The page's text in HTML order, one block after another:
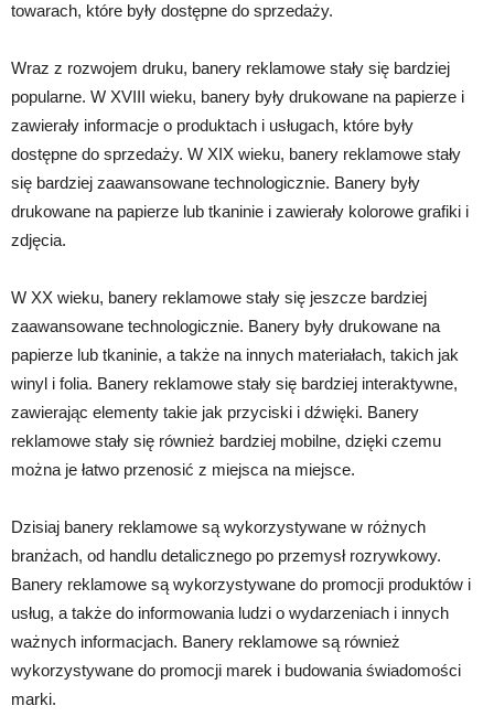
towarach, które były dostępne do sprzedaży.
Wraz z rozwojem druku, banery reklamowe stały się bardziej
popularne. W XVIII wieku, banery były drukowane na papierze i
zawierały informacje o produktach i usługach, które były
dostępne do sprzedaży. W XIX wieku, banery reklamowe stały
się bardziej zaawansowane technologicznie. Banery były
drukowane na papierze lub tkaninie i zawierały kolorowe grafiki i
zdjęcia.
W XX wieku, banery reklamowe stały się jeszcze bardziej
zaawansowane technologicznie. Banery były drukowane na
papierze lub tkaninie, a także na innych materiałach, takich jak
winyl i folia. Banery reklamowe stały się bardziej interaktywne,
zawierając elementy takie jak przyciski i dźwięki. Banery
reklamowe stały się również bardziej mobilne, dzięki czemu
można je łatwo przenosić z miejsca na miejsce.
Dzisiaj banery reklamowe są wykorzystywane w różnych
branżach, od handlu detalicznego po przemysł rozrywkowy.
Banery reklamowe są wykorzystywane do promocji produktów i
usług, a także do informowania ludzi o wydarzeniach i innych
ważnych informacjach. Banery reklamowe są również
wykorzystywane do promocji marek i budowania świadomości
marki.